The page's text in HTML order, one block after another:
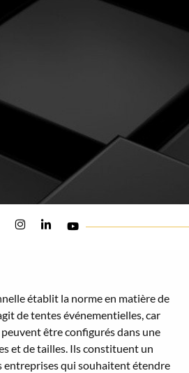
établit la norme en matière de
de tentes événementielles, car
être configurés dans une
et de tailles. Ils constituent un
entreprises qui souhaitent étendre